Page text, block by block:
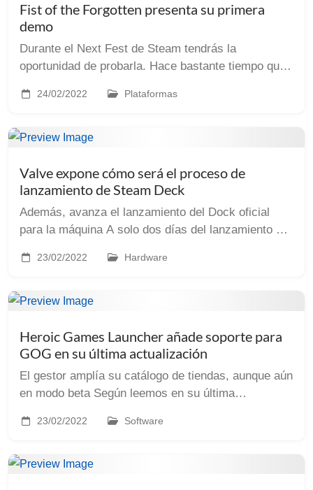
Fist of the Forgotten presenta su primera
demo
Durante el Next Fest de Steam tendrás la
oportunidad de probarla. Hace bastante tiempo que
fijara en su juego a través de la web de Godot. Es
24/02/2022 Plataformas
Valve expone cómo será el proceso de
lanzamiento de Steam Deck
Además, avanza el lanzamiento del Dock oficial
para la máquina A solo dos días del lanzamiento de
post cómo será el procedimiento que se pondrá e...
23/02/2022 Hardware
Heroic Games Launcher añade soporte para
GOG en su última actualización
El gestor amplía su catálogo de tiendas, aunque aún
en modo beta Según leemos en su última
bibliotecas de juegos conocido por su soporte para
23/02/2022 Software